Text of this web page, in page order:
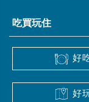
吃買玩住
好
好